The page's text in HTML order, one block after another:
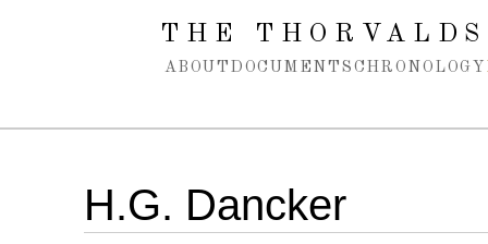
Spring navigation over
THE
ABOUT DOCUMENTS CHRONOLOGY
H.G. Dancker